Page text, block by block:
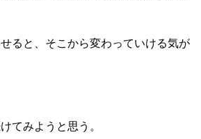
ると、そこから変わっていける気が
てみようと思う。